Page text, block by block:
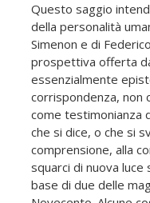
Questo saggio
della personalità
Simenon e di
prospettiva offerta
essenzialmente
corrispondenza, non
come testimonianza
che si dice, o che si
comprensione, alla
squarci di nuova
base di due delle